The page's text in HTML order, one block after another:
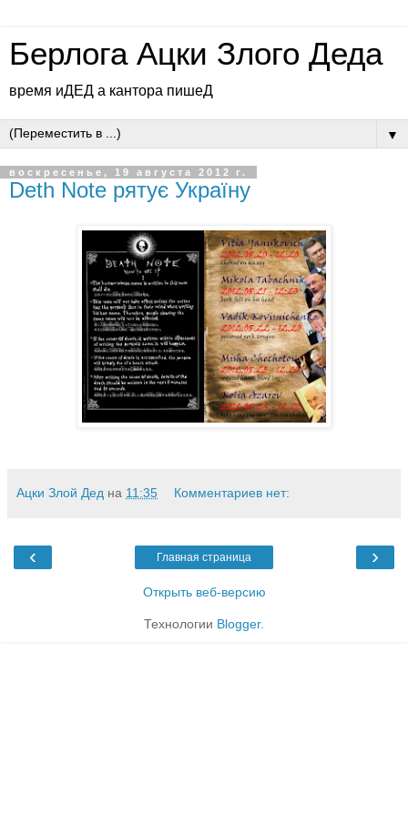
Берлога Ацки Злого Деда
время иДЕД а кантора пишеД
▼
воскресенье, 19 августа 2012 г.
Deth Note рятує Україну
Ацки Злой Дед на 11:35 Комментариев нет:
‹ ›
Главная страница
Открыть веб-версию
Технологии Blogger.